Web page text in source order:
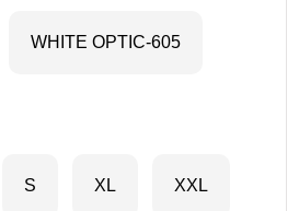
WHITE OPTIC-605
S XL XXL